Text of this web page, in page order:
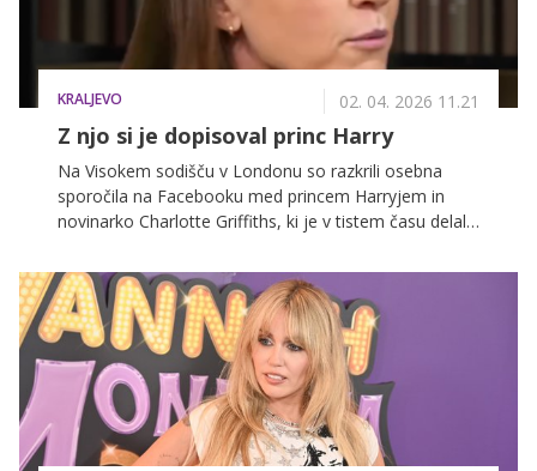
KRALJEVO 02. 04. 2026 11.21
Z njo si je dopisoval princ Harry
Na Visokem sodišču v Londonu so razkrili osebna
sporočila na Facebooku med princem Harryjem in
novinarko Charlotte Griffiths, ki je v tistem času delala
narave ...